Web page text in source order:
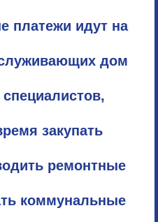
платежи идут на
дом
закупать
ремонтные
коммунальные